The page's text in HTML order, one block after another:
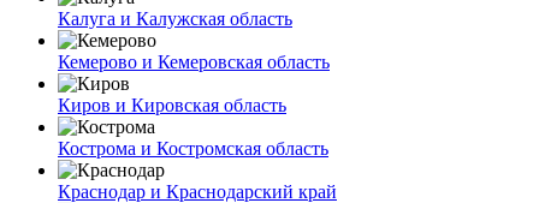
Калуга и Калужская область
Кемерово и Кемеровская область
Киров и Кировская область
Кострома и Костромская область
Краснодар и Краснодарский край